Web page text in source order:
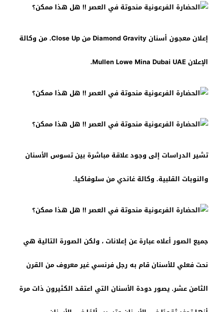
إعلان معجون أسنان Diamond Gravity من Close Up. من وكالة
الإعلان Mullen Lowe Mina Dubai UAE.
تشير الدراسات إلى وجود علاقة مباشرة بين تسوس الأسنان
والنوبات القلبية. وكالة غاندي من سلوفاكيا.
جميع الصور أعلاه عبارة عن إعلانات ، ولكن الصورة التالية هي
نحت فعلي للأسنان قام به رجل فرنسي غير معروف من القرن
الثامن عشر. يصور دودة الأسنان التي اعتقد الكثيرون ذات مرة